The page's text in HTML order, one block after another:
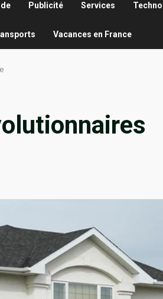
Publicité Services
Vacances en France